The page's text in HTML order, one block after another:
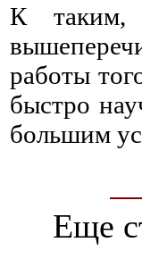
К таким,
работы
быстро
большим
Еще